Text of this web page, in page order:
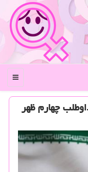
منو
چهارم ظهر